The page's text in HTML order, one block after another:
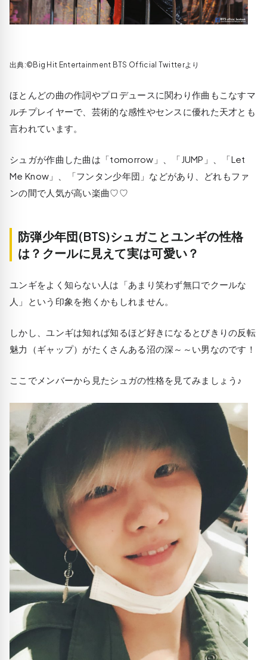
出典:©Big Hit Entertainment BTS Official Twitterより
ほとんどの曲の作詞やプロデュースに関わり作曲もこなすマ
ルチプレイヤーで、芸術的な感性やセンスに優れた天才とも
言われています。
シュガが作曲した曲は「tomorrow」、「JUMP」、「Let
Me Know」、「フンタン少年団」などがあり、どれもファ
ンの間で人気が高い楽曲♡♡
防弾少年団(BTS)シュガことユンギの性格
は？クールに見えて実は可愛い？
ユンギをよく知らない人は「あまり笑わず無口でクールな
人」という印象を抱くかもしれません。
しかし、ユンギは知れば知るほど好きになるとびきりの反転
魅力（ギャップ）がたくさんある沼の深～～い男なのです！
ここでメンバーから見たシュガの性格を見てみましょう♪